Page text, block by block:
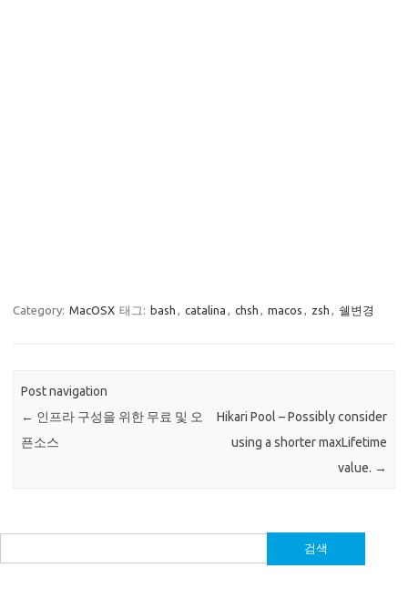
Category: MacOSX 태그: bash catalina chsh macos zsh 쉘변경
Post navigation
← 인프라 구성을 위한 무료 및 오
픈소스
Hikari Pool – Possibly consider
using a shorter maxLifetime
value. →
색: